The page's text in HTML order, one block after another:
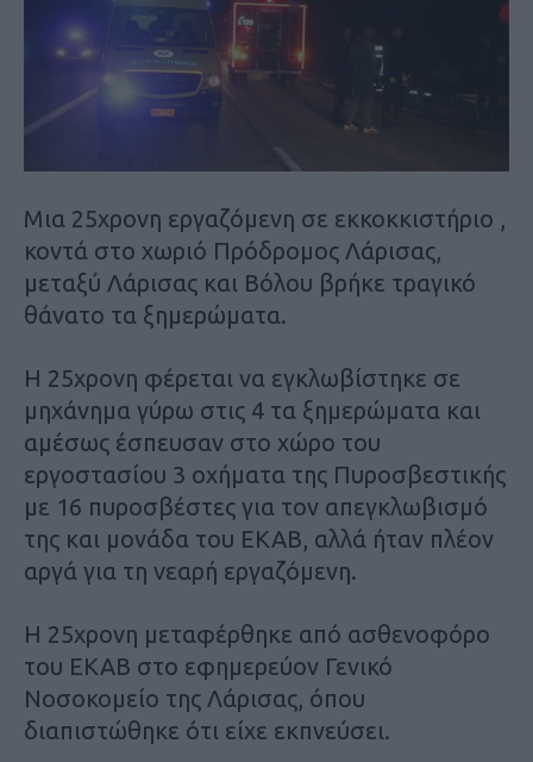
Μια 25χρονη εργαζόμενη σε εκκοκκιστήριο ,
κοντά στο χωριό Πρόδρομος Λάρισας,
μεταξύ Λάρισας και Βόλου βρήκε τραγικό
θάνατο τα ξημερώματα.
Η 25χρονη φέρεται να εγκλωβίστηκε σε
μηχάνημα γύρω στις 4 τα ξημερώματα και
αμέσως έσπευσαν στο χώρο του
εργοστασίου 3 οχήματα της Πυροσβεστικής
με 16 πυροσβέστες για τον απεγκλωβισμό
της και μονάδα του ΕΚΑΒ, αλλά ήταν πλέον
αργά για τη νεαρή εργαζόμενη.
Η 25χρονη μεταφέρθηκε από ασθενοφόρο
του ΕΚΑΒ στο εφημερεύον Γενικό
Νοσοκομείο της Λάρισας, όπου
διαπιστώθηκε ότι είχε εκπνεύσει.